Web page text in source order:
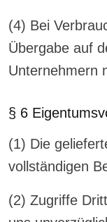
(4) Bei
Übergabe auf
Unternehmern
§ 6
(1) Die
vollständigen
(2) Zugriffe